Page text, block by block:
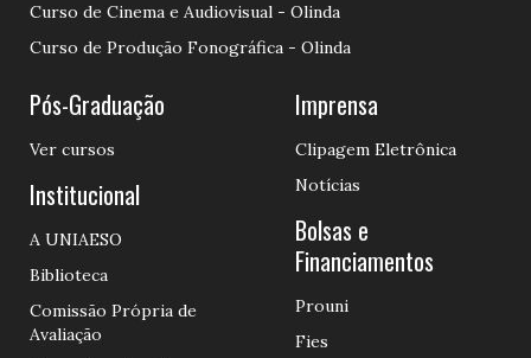
Curso de Cinema e Audiovisual - Olinda
Curso de Produção Fonográfica - Olinda
Pós-Graduação
Ver cursos
Institucional
A UNIAESO
Biblioteca
Comissão Própria de
Avaliação
Imprensa
Clipagem Eletrônica
Notícias
Bolsas e
Financiamentos
Prouni
Fies